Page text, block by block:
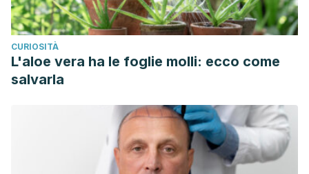
CURIOSITÀ
L'aloe vera ha le foglie molli: ecco come
salvarla